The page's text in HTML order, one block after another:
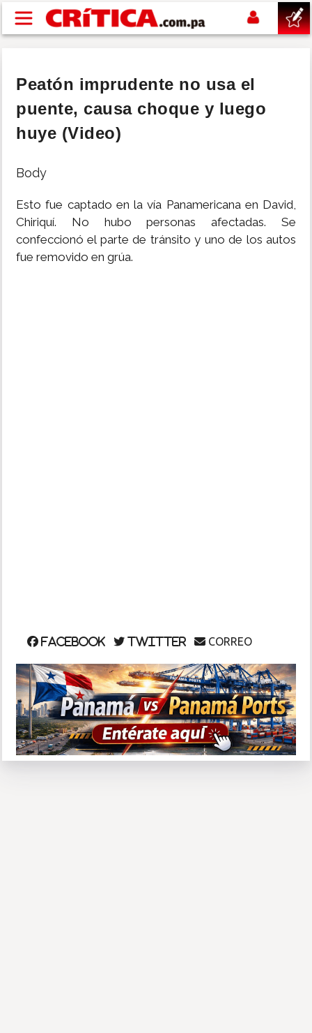
Pasar al contenido principal
NACIONAL
POLÍTICA
SHOW
DEPORTES
Peatón imprudente no usa el
puente, causa choque y luego
huye (Video)
Body
Esto fue captado en la vía Panamericana en David,
Chiriquí. No hubo personas afectadas. Se
confeccionó el parte de tránsito y uno de los autos
fue removido en grúa.
Facebook Twitter CORREO